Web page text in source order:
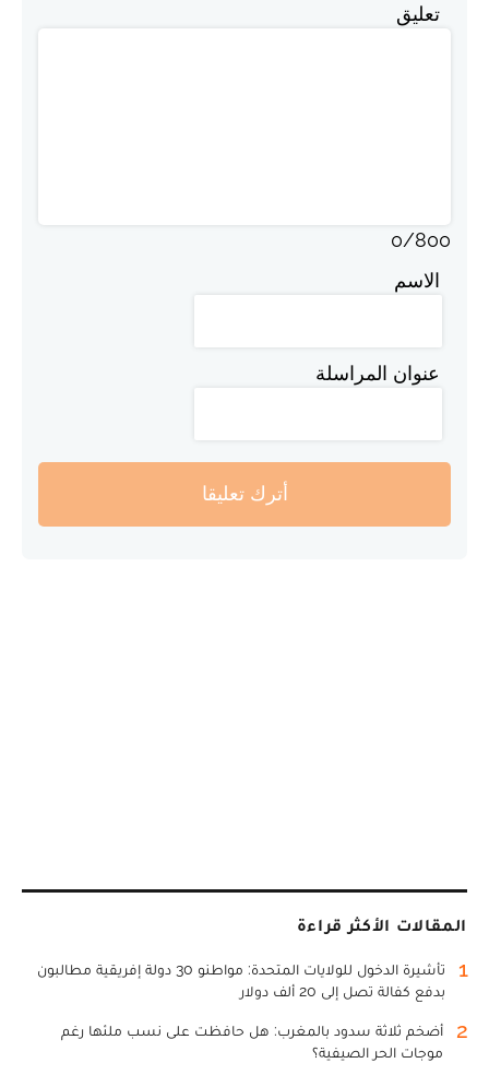
تعليق
0/800
الاسم
عنوان المراسلة
أترك تعليقا
المقالات الأكثر قراءة
1
تأشيرة الدخول للولايات المتحدة: مواطنو 30 دولة إفريقية مطالبون
بدفع كفالة تصل إلى 20 ألف دولار
2
أضخم ثلاثة سدود بالمغرب: هل حافظت على نسب ملئها رغم
موجات الحر الصيفية؟